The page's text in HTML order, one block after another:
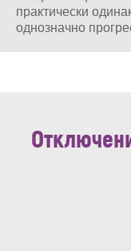
практически
однозначно